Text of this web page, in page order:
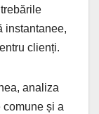
instantanee,
clienți.
analiza
și a